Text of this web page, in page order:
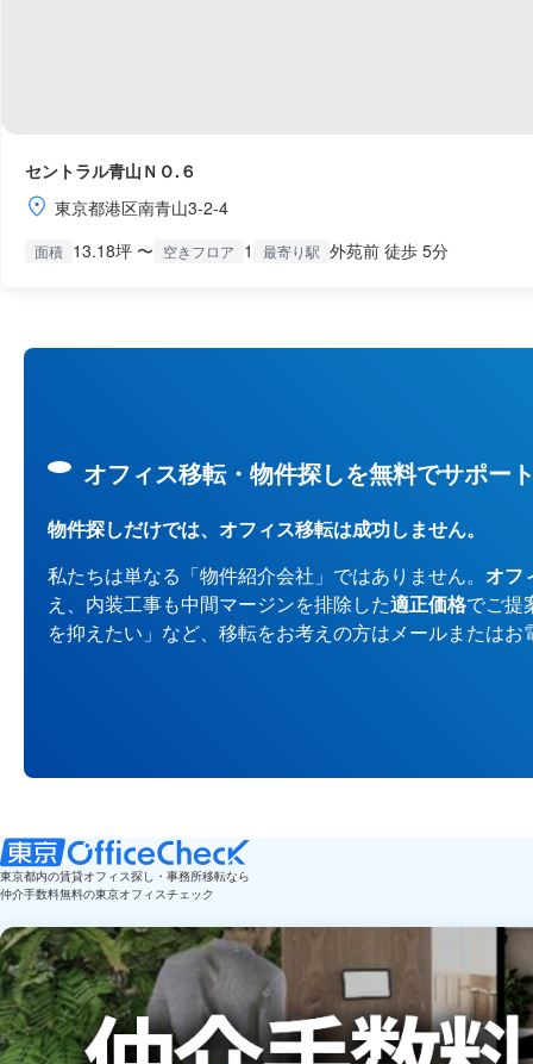
セントラル青山ＮＯ.６
東京都港区南青山3-2-4
面積 13.18坪 〜 空きフロア 1 最寄り駅 外苑前 徒歩 5分
オフィス移転・物件探しを無料でサポー
物件探しだけでは、オフィス移転は成功しません。
私たちは単なる「物件紹介会社」ではありません。 オフ
え、内装工事も中間マージンを排除した適正価格でご提
を抑えたい」など、移転をお考えの方はメールまたは
東京都内の賃貸オフィス探し・事務所移転なら
仲介手数料無料の東京オフィスチェック